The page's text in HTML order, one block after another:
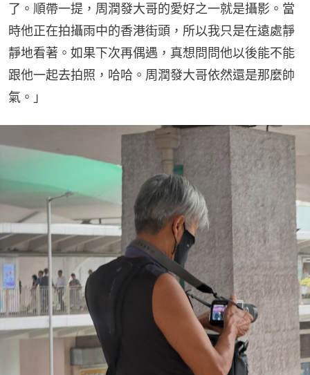
了。順帶一提，周潤發大哥的愛好之一就是攝影。當
時他正在拍攝雨中的香港街頭，所以我只是在遠處靜
靜地看著。如果下次再偶遇，真想問問他以後能不能
跟他一起去拍照，哈哈。周潤發大哥依然還是那麼帥
氣。」